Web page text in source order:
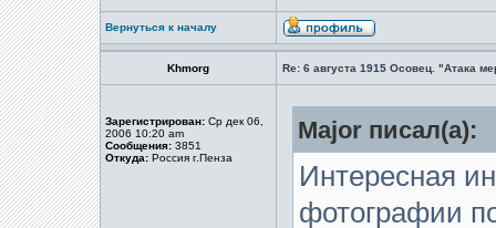
Вернуться к началу
Khmorg Re: 6 августа 1915 Осовец. "Атака
Зарегистрирован: Ср дек 06,
2006 10:20 am
Сообщения: 3851
Откуда: Россия г.Пенза
Major писал(а):
Интересная
фотографии